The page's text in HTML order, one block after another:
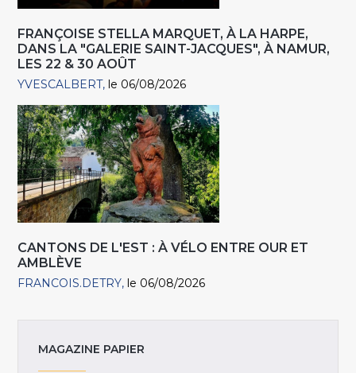
FRANÇOISE STELLA MARQUET, À LA HARPE,
DANS LA "GALERIE SAINT-JACQUES", À NAMUR,
LES 22 & 30 AOÛT
YVESCALBERT le 06/08/2026
CANTONS DE L'EST : À VÉLO ENTRE OUR ET
AMBLÈVE
FRANCOIS.DETRY le 06/08/2026
MAGAZINE PAPIER